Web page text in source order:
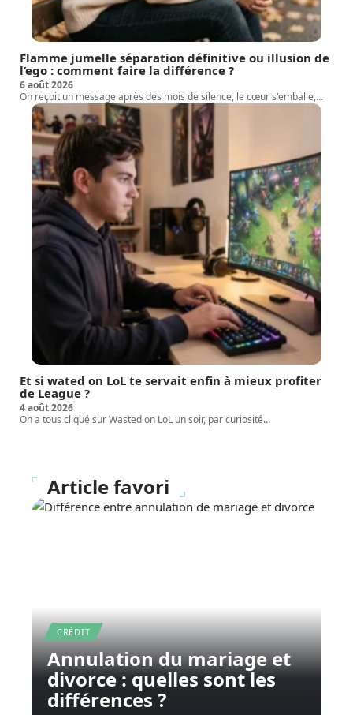
Flamme jumelle séparation définitive ou illusion de
l’ego : comment faire la différence ?
6 août 2026
On reçoit un message après des mois de silence, le cœur s'emballe,…
Et si wated on LoL te servait enfin à mieux profiter
de League ?
4 août 2026
On a tous cliqué sur Wasted on LoL un soir, par curiosité…
Article favori
CRÉDIT
Annulation du mariage et
divorce : quelles sont les
différences ?